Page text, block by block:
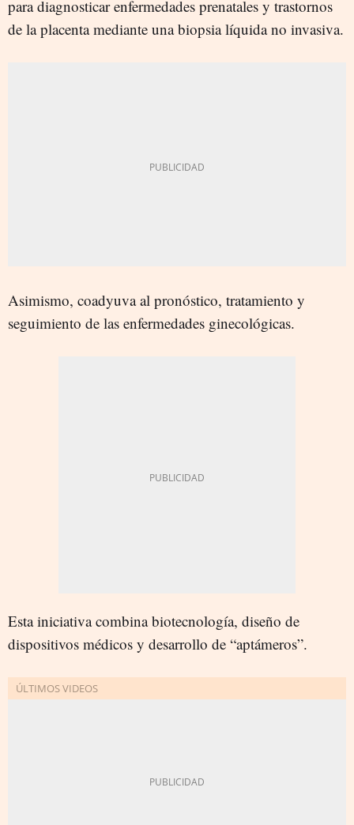
para diagnosticar enfermedades prenatales y trastornos
de la placenta mediante una biopsia líquida no invasiva.
Asimismo, coadyuva al pronóstico, tratamiento y
seguimiento de las enfermedades ginecológicas.
Esta iniciativa combina biotecnología, diseño de
dispositivos médicos y desarrollo de “aptámeros”.